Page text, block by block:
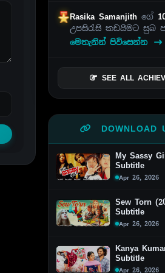
Rasika Samanjithගේ
උපසිරැසි කඩයීමට සුබ
මෙතැනින් පිවිසෙන්න
SEE ALL
DOWNLOAD
My Sassy
Subtitle
Apr 26, 2026
Sew Torn
Subtitle
Apr 26, 2026
Kanya
Subtitle
Apr 26, 2026